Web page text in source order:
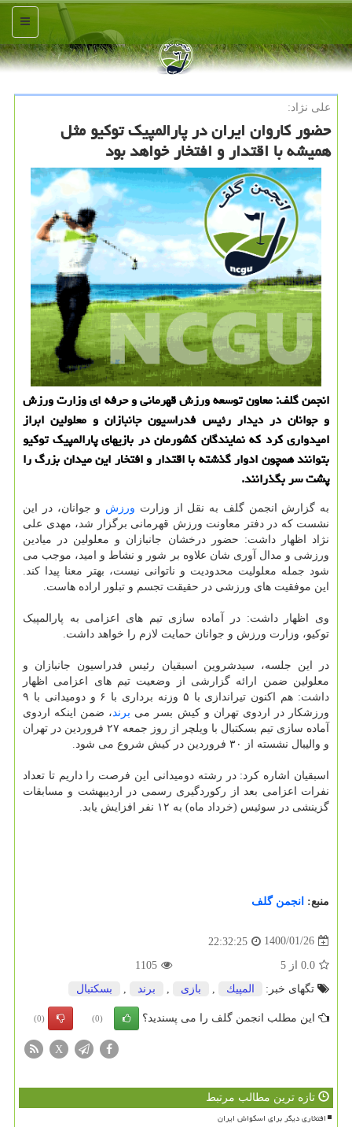
منو
علی نژاد:
حضور كاروان ایران در پارالمپیك توكیو مثل
همیشه با اقتدار و افتخار خواهد بود
انجمن گلف: معاون توسعه ورزش قهرمانی و حرفه ای وزارت ورزش
و جوانان در دیدار رئیس فدراسیون جانبازان و معلولین ابراز
امیدواری کرد که نمایندگان کشورمان در بازیهای پارالمپیک توکیو
بتوانند همچون ادوار گذشته با اقتدار و افتخار این میدان بزرگ را
پشت سر بگذرانند.
به گزارش انجمن گلف به نقل از وزارت ورزش و جوانان، در این
نشست که در دفتر معاونت ورزش قهرمانی برگزار شد، مهدی علی
نژاد اظهار داشت: حضور درخشان جانبازان و معلولین در میادین
ورزشی و مدال آوری شان علاوه بر شور و نشاط و امید، موجب می
شود جمله معلولیت محدودیت و ناتوانی نیست، بهتر معنا پیدا کند.
این موفقیت های ورزشی در حقیقت تجسم و تبلور اراده هاست.
وی اظهار داشت: در آماده سازی تیم های اعزامی به پارالمپیک
توکیو، وزارت ورزش و جوانان حمایت لازم را خواهد داشت.
در این جلسه، سیدشروین اسبقیان رئیس فدراسیون جانبازان و
معلولین ضمن ارائه گزارشی از وضعیت تیم های اعزامی اظهار
داشت: هم اکنون تیراندازی با ۵ وزنه برداری با ۶ و دومیدانی با ۹
ورزشکار در اردوی تهران و کیش بسر می برند ، ضمن اینکه اردوی
آماده سازی تیم بسکتبال با ویلچر از روز جمعه ۲۷ فروردین در تهران
و والیبال نشسته از ۳۰ فروردین در کیش شروع می شود.
اسبقیان اشاره کرد: در رشته دومیدانی این فرصت را داریم تا تعداد
نفرات اعزامی بعد از رکوردگیری رسمی در اردیبهشت و مسابقات
گزینشی در سوئیس (خرداد ماه) به ۱۲ نفر افزایش یابد.
منبع: انجمن گلف
1400/01/26
22:32:25
0.0 از 5
1105
تگهای خبر:
المپیك بازی برند بسكتبال
این مطلب انجمن گلف را می پسندید؟ (0)
(0)
X
تازه ترین مطالب مرتبط
افتخاری دیگر برای اسکواش ایران